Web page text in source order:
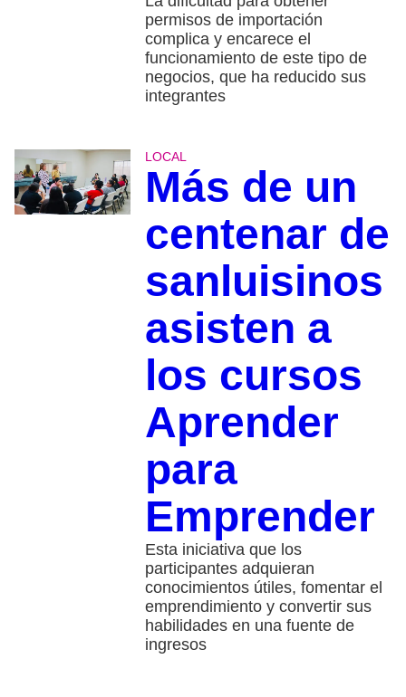
permisos de importación
complica y encarece el
funcionamiento de este tipo de
negocios, que ha reducido sus
integrantes
LOCAL
Más de un
centenar de
sanluisinos
asisten a
los cursos
Aprender
para
Emprender
Esta iniciativa que los
participantes adquieran
conocimientos útiles, fomentar el
emprendimiento y convertir sus
habilidades en una fuente de
ingresos